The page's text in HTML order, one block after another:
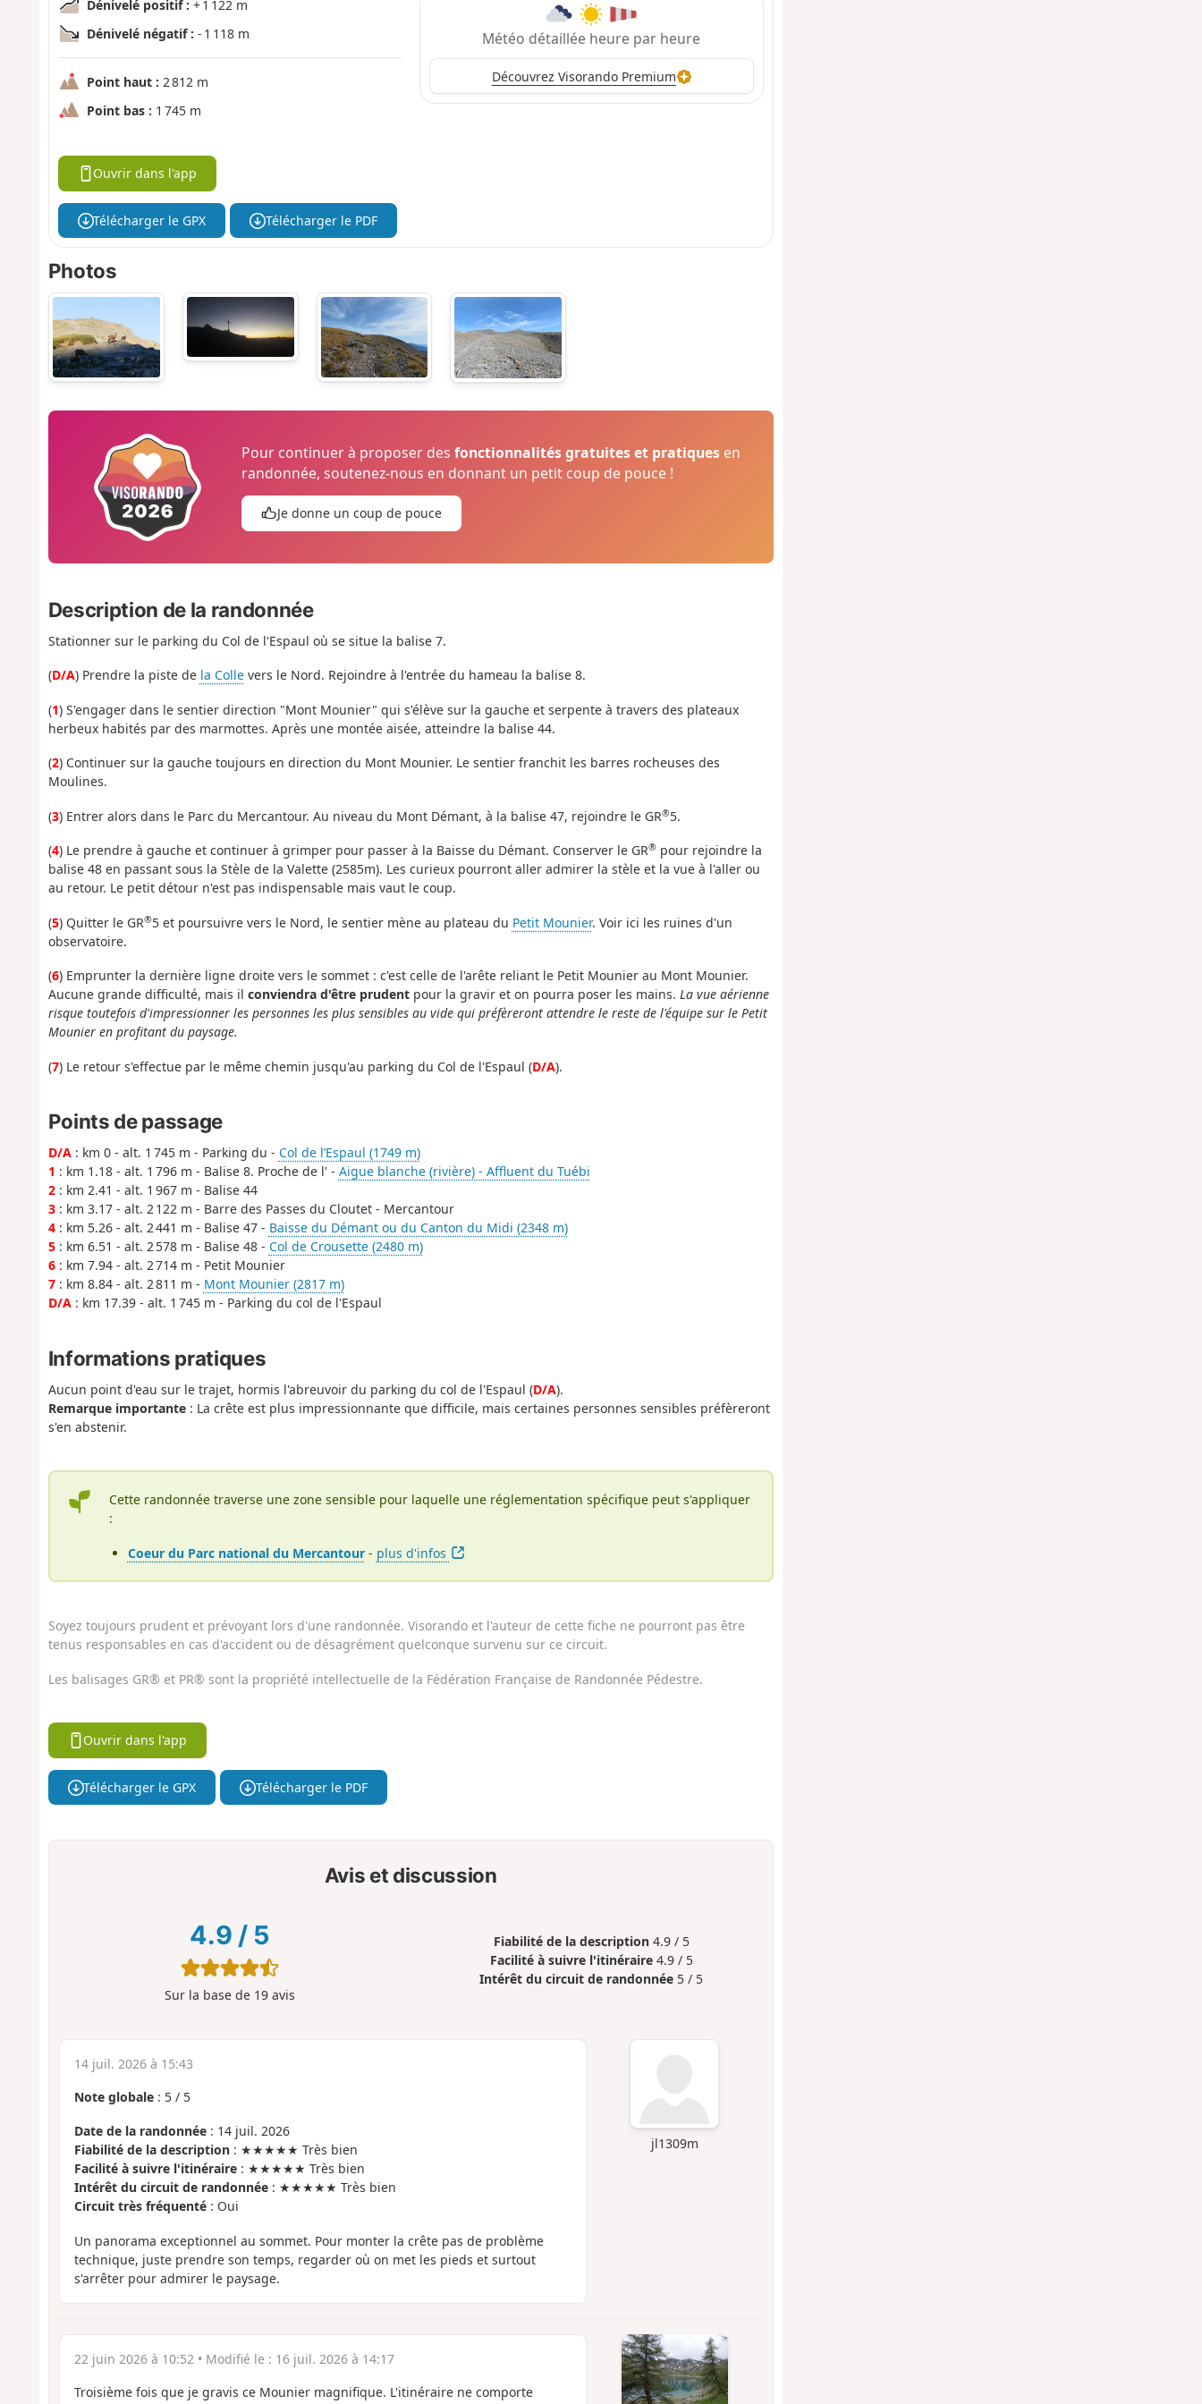
Dénivelé positif : + 1 122 m
Dénivelé négatif : - 1 118 m
Point haut : 2 812 m
Point bas : 1 745 m
Météo détaillée heure par heure
Découvrez Visorando Premium
Ouvrir dans l'app
Télécharger le GPX Télécharger le PDF
Photos
Pour continuer à proposer desfonctionnalités gratuites et pratiques en
randonnée, soutenez-nous en donnant un petit coup de pouce !
Je donne un coup de pouce
Description de la randonnée
Stationner sur le parking du Col de l'Espaul où se situe la balise 7.
(D/A) Prendre la piste de la Collevers le Nord. Rejoindre à l'entrée du hameau la balise 8.
(1) S'engager dans le sentier direction "Mont Mounier" qui s'élève sur la gauche et serpente à travers des plateaux
herbeux habités par des marmottes. Après une montée aisée, atteindre la balise 44.
(2) Continuer sur la gauche toujours en direction du Mont Mounier. Le sentier franchit les barres rocheuses des
Moulines.
(3) Entrer alors dans le Parc du Mercantour. Au niveau du Mont Démant, à la balise 47, rejoindre le GR®5.
(4) Le prendre à gauche et continuer à grimper pour passer à la Baisse du Démant. Conserver le GR®pour rejoindre la
balise 48 en passant sous la Stèle de la Valette (2585m). Les curieux pourront aller admirer la stèle et la vue à l'aller ou
au retour. Le petit détour n'est pas indispensable mais vaut le coup.
(5) Quitter le GR®5 et poursuivre vers le Nord, le sentier mène au plateau du Petit Mounier. Voir ici les ruines d'un
observatoire.
(6) Emprunter la dernière ligne droite vers le sommet : c'est celle de l'arête reliant le Petit Mounier au Mont Mounier.
Aucune grande difficulté, mais il conviendra d'être prudentpour la gravir et on pourra poser les mains. La vue aérienne
risque toutefois d'impressionner les personnes les plus sensibles au vide qui préfèreront attendre le reste de l'équipe sur le Petit
Mounier en profitant du paysage.
(7) Le retour s'effectue par le même chemin jusqu'au parking du Col de l'Espaul (D/A).
Points de passage
D/A: km 0 - alt. 1 745 m - Parking du - Col de l’Espaul (1749 m)
1 : km 1.18 - alt. 1 796 m - Balise 8. Proche de l' - Aigue blanche (rivière) - Affluent du Tuébi
2: km 2.41 - alt. 1 967 m - Balise 44
3: km 3.17 - alt. 2 122 m - Barre des Passes du Cloutet - Mercantour
4: km 5.26 - alt. 2 441 m - Balise 47 - Baisse du Démant ou du Canton du Midi (2348 m)
5: km 6.51 - alt. 2 578 m - Balise 48 - Col de Crousette (2480 m)
6: km 7.94 - alt. 2 714 m - Petit Mounier
7: km 8.84 - alt. 2 811 m - Mont Mounier (2817 m)
D/A: km 17.39 - alt. 1 745 m - Parking du col de l'Espaul
Informations pratiques
Aucun point d'eau sur le trajet, hormis l'abreuvoir du parking du col de l'Espaul (D/A).
Remarque importante: La crête est plus impressionnante que difficile, mais certaines personnes sensibles préfèreront
s'en abstenir.
Cette randonnée traverse une zone sensible pour laquelle une réglementation spécifique peut s'appliquer
:
Coeur du Parc national du Mercantour- plus d'infos
Soyez toujours prudent et prévoyant lors d'une randonnée. Visorando et l'auteur de cette fiche ne pourront pas être
tenus responsables en cas d'accident ou de désagrément quelconque survenu sur ce circuit.
Les balisages GR® et PR® sont la propriété intellectuelle de la Fédération Française de Randonnée Pédestre.
Ouvrir dans l'app
Télécharger le GPX Télécharger le PDF
Avis et discussion
4.9 / 5
Sur la base de 19avis
Fiabilité de la description 4.9 / 5
Facilité à suivre l'itinéraire 4.9 / 5
Intérêt du circuit de randonnée 5 / 5
jl1309m
14 juil. 2026 à 15:43
Note globale: 5/ 5
Date de la randonnée: 14 juil. 2026
Fiabilité de la description: ★★★★★ Très bien
Facilité à suivre l'itinéraire: ★★★★★ Très bien
Intérêt du circuit de randonnée: ★★★★★ Très bien
Circuit très fréquenté: Oui
Un panorama exceptionnel au sommet. Pour monter la crête pas de problème
technique, juste prendre son temps, regarder où on met les pieds et surtout
s'arrêter pour admirer le paysage.
22 juin 2026 à 10:52• Modifié le : 16 juil. 2026 à 14:17
Troisième fois que je gravis ce Mounier magnifique. L'itinéraire ne comporte